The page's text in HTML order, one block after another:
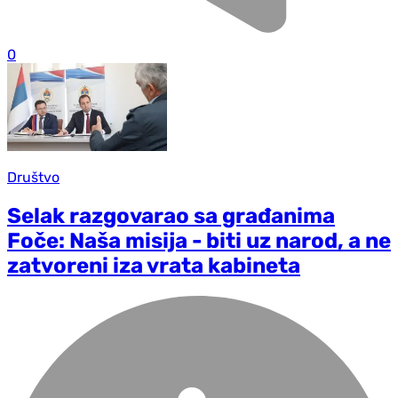
0
Društvo
Selak razgovarao sa građanima
Foče: Naša misija - biti uz narod, a ne
zatvoreni iza vrata kabineta